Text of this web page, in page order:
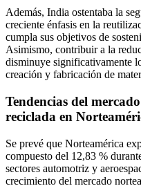
Además, India ostentaba la
creciente énfasis en la
cumpla sus objetivos de
Asimismo, contribuir a la
disminuye significativamente
creación y fabricación de
Tendencias del
reciclada en
Se prevé que Norteamérica
compuesto del 12,83 %
sectores automotriz y
crecimiento del mercado